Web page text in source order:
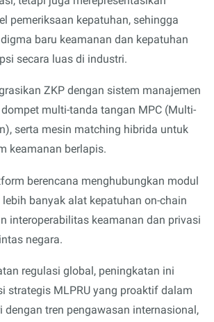
pemeriksaan kepatuhan, sehingga
baru keamanan dan kepatuhan
secara luas di industri.
ZKP dengan sistem manajemen
multi-tanda tangan MPC (Multi-
serta mesin matching hibrida untuk
keamanan berlapis.
berencana menghubungkan modul
banyak alat kepatuhan on-chain
interoperabilitas keamanan dan privasi
negara.
regulasi global, peningkatan ini
strategis MLPRU yang proaktif dalam
dengan tren pengawasan internasional,